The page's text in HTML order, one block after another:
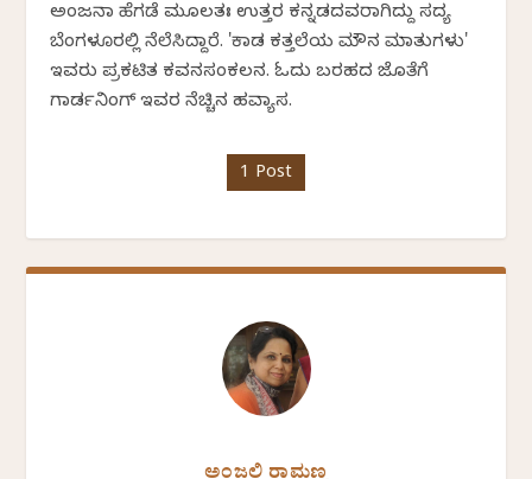
ಅಂಜನಾ ಹೆಗಡೆ ಮೂಲತಃ ಉತ್ತರ ಕನ್ನಡದವರಾಗಿದ್ದು ಸದ್ಯ
ಬೆಂಗಳೂರಲ್ಲಿ ನೆಲೆಸಿದ್ದಾರೆ. 'ಕಾಡ ಕತ್ತಲೆಯ ಮೌನ ಮಾತುಗಳು'
ಇವರು ಪ್ರಕಟಿತ ಕವನಸಂಕಲನ. ಓದು ಬರಹದ ಜೊತೆಗೆ
ಗಾರ್ಡನಿಂಗ್ ಇವರ ನೆಚ್ಚಿನ ಹವ್ಯಾಸ.
1 Post